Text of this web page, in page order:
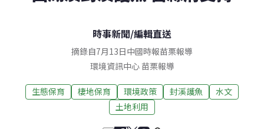
時事新聞/編輯直送
摘錄自7月13日中國時報苗栗報導
環境資訊中心苗栗報導
生態保育 棲地保育 環境政策 封溪護魚
水文
土地利用